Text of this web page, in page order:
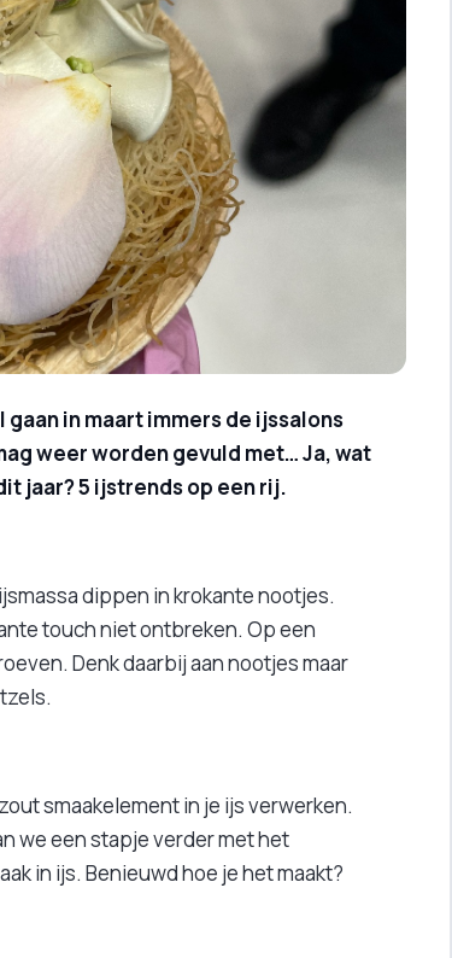
in maart immers de ijssalons
weer worden gevuld met… Ja, wat
jaar? 5 ijstrends op een rij.
dippen in krokante nootjes.
touch niet ontbreken. Op een
Denk daarbij aan nootjes maar
smaakelement in je ijs verwerken.
we een stapje verder met het
in ijs. Benieuwd hoe je het maakt?